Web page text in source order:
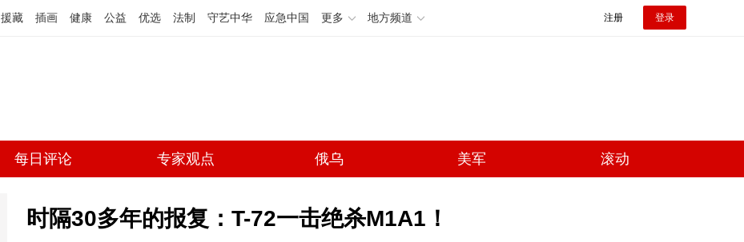
援藏 插画 健康 公益 优选 法制 守艺中华 应急中国 更多 地方频道 注册 登录
每日评论 专家观点 俄乌 美军 滚动
时隔30多年的报复：T-72一击绝杀M1A1！